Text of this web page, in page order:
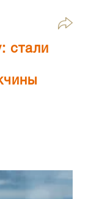
стали